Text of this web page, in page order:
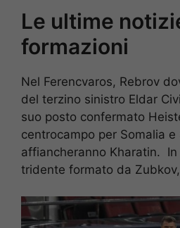
Le ultime
formazioni
Nel Ferencvaros, Rebrov
del terzino sinistro Eldar
suo posto confermato
centrocampo per Somalia e
affiancheranno Kharatin.
tridente formato da